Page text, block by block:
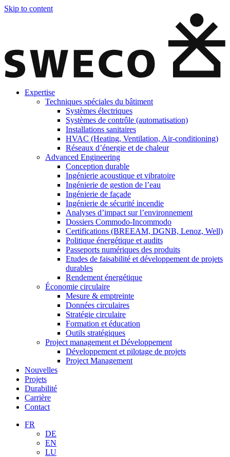
Skip to content
Expertise
Techniques spéciales du bâtiment
Systèmes électriques
Systèmes de contrôle (automatisation)
Installations sanitaires
HVAC (Heating, Ventilation, Air-conditioning)
Réseaux d’énergie et de chaleur
Advanced Engineering
Conception durable
Ingénierie acoustique et vibratoire
Ingénierie de gestion de l’eau
Ingénierie de façade
Ingénierie de sécurité incendie
Analyses d’impact sur l’environnement
Dossiers Commodo-Incommodo
Certifications (BREEAM, DGNB, Lenoz, Well)
Politique énergétique et audits
Passeports numériques des produits
Etudes de faisabilité et développement de projets
durables
Rendement énergétique
Économie circulaire
Mesure & emptreinte
Données circulaires
Stratégie circulaire
Formation et éducation
Outils stratégiques
Project management et Développement
Développement et pilotage de projets
Project Management
Nouvelles
Projets
Durabilité
Carrière
Contact
FR
DE
EN
LU